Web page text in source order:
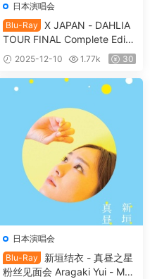
日本演唱会
Blu-Ray
X JAPAN - DAHLIA
TOUR FINAL Complete Editi
on [2011.12.21] [BDISO 30.7
GB]
2025-12-10 1.77k 30
日本演唱会
Blu-Ray
新垣结衣 - 真昼之星
粉丝见面会 Aragaki Yui - Mah